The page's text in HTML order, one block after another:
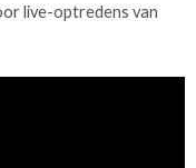
live-optredens van